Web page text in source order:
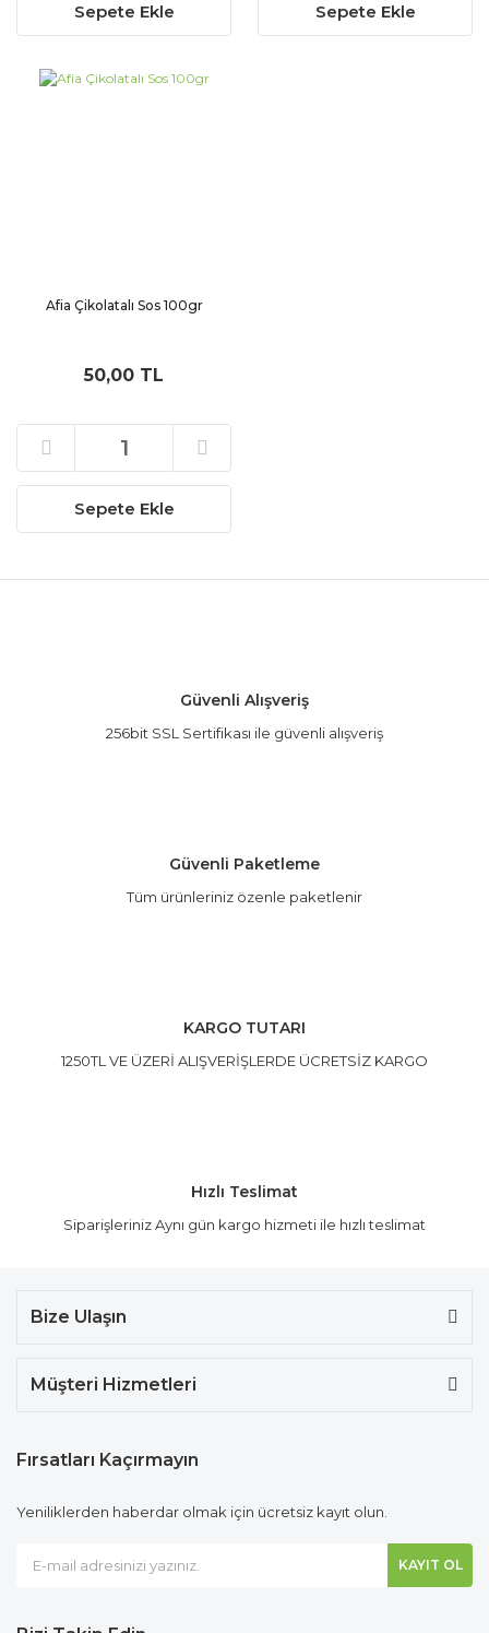
Sepete Ekle Sepete Ekle
Afia Çikolatalı Sos 100gr
50,00 TL
Sepete Ekle
Güvenli Alışveriş
256bit SSL Sertifikası ile güvenli alışveriş
Güvenli Paketleme
Tüm ürünleriniz özenle paketlenir
KARGO TUTARI
1250TL VE ÜZERİ ALIŞVERİŞLERDE ÜCRETSİZ KARGO
Hızlı Teslimat
Siparişleriniz Aynı gün kargo hizmeti ile hızlı teslimat
Bize Ulaşın
Müşteri Hizmetleri
Fırsatları Kaçırmayın
Yeniliklerden haberdar olmak için ücretsiz kayıt olun.
KAYIT OL